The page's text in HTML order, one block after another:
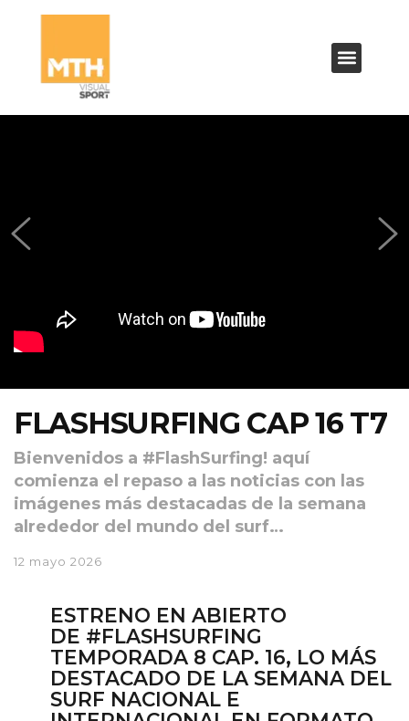
FLASHSURFING CAP 16 T7
Bienvenidos a #FlashSurfing! aquí
comienza el repaso a las noticias con las
imágenes más destacadas de la semana
alrededor del mundo del surf…
12 mayo 2026
ESTRENO EN ABIERTO
DE #FLASHSURFING
TEMPORADA 8 CAP. 16, LO MÁS
DESTACADO DE LA SEMANA DEL
SURF NACIONAL E